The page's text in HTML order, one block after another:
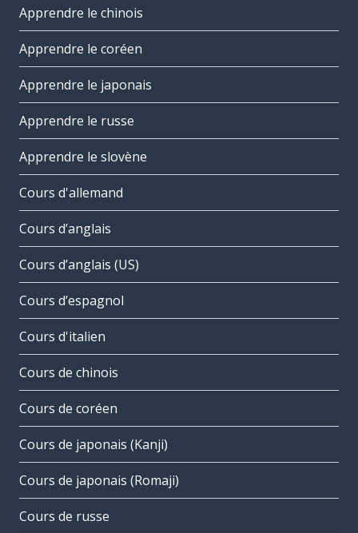
Apprendre le chinois
Apprendre le coréen
Apprendre le japonais
Apprendre le russe
Apprendre le slovène
Cours d'allemand
Cours d’anglais
Cours d’anglais (US)
Cours d’espagnol
Cours d'italien
Cours de chinois
Cours de coréen
Cours de japonais (Kanji)
Cours de japonais (Romaji)
Cours de russe